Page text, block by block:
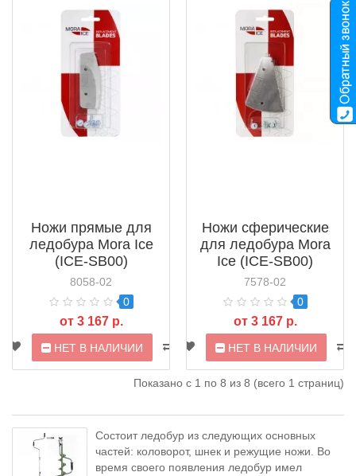
Ножи прямые для
ледобура Mora Ice
(ICE-SB00)
8058-02
0
от 3 167 р.
НЕТ В НАЛИЧИИ
Ножи сферические
для ледобура Mora
Ice (ICE-SB00)
7578-02
0
от 3 167 р.
НЕТ В НАЛИЧИИ
Показано с 1 по 8 из 8 (всего 1 страниц)
Состоит ледобур из следующих основных
частей: коловорот, шнек и режущие ножи. Во
время своего появления ледобур имел